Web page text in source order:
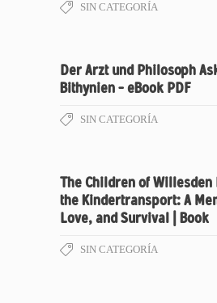
SIN CATEGORÍA
Der Arzt und Philosoph
Bithynien – eBook PDF
SIN CATEGORÍA
The Children of Willesden
the Kindertransport: A
Love, and Survival | Book
SIN CATEGORÍA